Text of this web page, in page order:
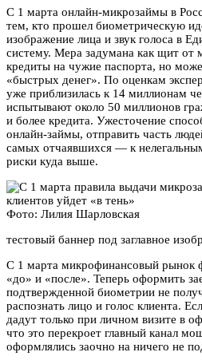
С 1 марта онлайн-микрозаймы в
тем, кто прошел биометрическую
изображение лица и звук голоса в
систему. Мера задумана как щит
кредиты на чужие паспорта, но
«быстрых денег». По оценкам
уже приблизилась к 14 миллионам
испытывают около 50 миллионов
и более кредита. Ужесточение
онлайн-займы, отправить часть
самых отчаявшихся — к
риски куда выше.
Фото: Лилия Шарловская
тестовый баннер под заглавное
С 1 марта микрофинансовый рынок
«до» и «после». Теперь оформить
подтвержденной биометрии не
распознать лицо и голос клиента.
дадут только при личном визите в
что это перекроет главный канал
оформлялись заочно на ничего не